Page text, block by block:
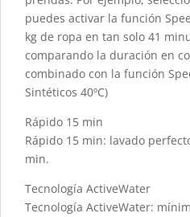
puedes activar la función
kg de ropa en tan solo 41
comparando la duración en
combinado con la función
Sintéticos 40ºC)
Rápido 15 min
Rápido 15 min: lavado
min.
Tecnología ActiveWater
Tecnología ActiveWater: